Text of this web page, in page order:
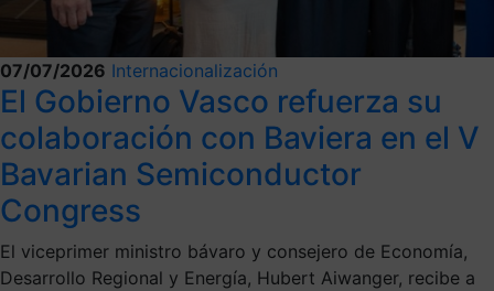
07/07/2026 Internacionalización
El Gobierno Vasco refuerza su
colaboración con Baviera en el V
Bavarian Semiconductor
Congress
El viceprimer ministro bávaro y consejero de Economía,
Desarrollo Regional y Energía, Hubert Aiwanger, recibe a